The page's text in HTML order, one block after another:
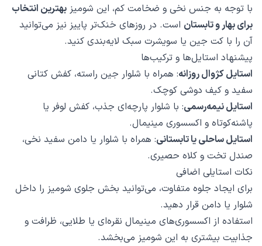
با توجه به جنس نخی و ضخامت کم، این شومیز بهترین انتخاب
برای بهار و تابستان است. در روزهای خنک‌تر پاییز نیز می‌توانید
آن را با کت جین یا سویشرت سبک لایه‌بندی کنید.
پیشنهاد استایل‌ها و ترکیب‌ها
استایل کژوال روزانه: همراه با شلوار جین راسته، کفش کتانی
سفید و کیف دوشی کوچک.
استایل نیمه‌رسمی: با شلوار پارچه‌ای جذب، کفش لوفر یا
پاشنه‌کوتاه و اکسسوری مینیمال.
استایل ساحلی یا تابستانی: همراه با شلوار یا دامن سفید نخی،
صندل تخت و کلاه حصیری.
نکات استایلی اضافی
برای ایجاد جلوه متفاوت، می‌توانید بخش جلوی شومیز را داخل
شلوار یا دامن قرار دهید.
استفاده از اکسسوری‌های مینیمال نقره‌ای یا طلایی، ظرافت و
جذابیت بیشتری به این شومیز می‌بخشد.